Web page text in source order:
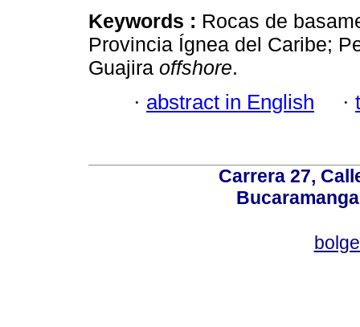
Keywords : Rocas de
Provincia Ígnea del Caribe;
Guajira offshore.
· abstract in English ·
Carrera 27,